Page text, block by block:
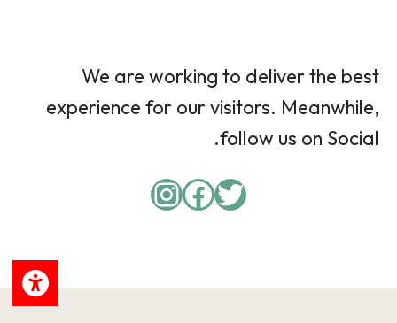
We are working to deliver the best
experience for our visitors. Meanwhile,
follow us on Social.
Twitter
Facebook
Instagram